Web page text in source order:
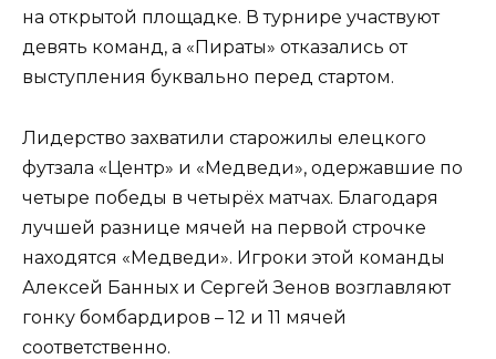
на открытой площадке. В турнире участвуют
девять команд, а «Пираты» отказались от
выступления буквально перед стартом.
Лидерство захватили старожилы елецкого
футзала «Центр» и «Медведи», одержавшие по
четыре победы в четырёх матчах. Благодаря
лучшей разнице мячей на первой строчке
находятся «Медведи». Игроки этой команды
Алексей Банных и Сергей Зенов возглавляют
гонку бомбардиров – 12 и 11 мячей
соответственно.